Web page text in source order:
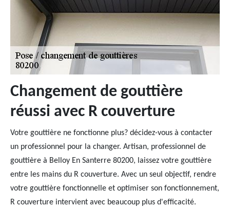
Changement de gouttière
réussi avec R couverture
Votre gouttière ne fonctionne plus? décidez-vous à contacter
un professionnel pour la changer. Artisan, professionnel de
gouttière à Belloy En Santerre 80200, laissez votre gouttière
entre les mains du R couverture. Avec un seul objectif, rendre
votre gouttière fonctionnelle et optimiser son fonctionnement,
R couverture intervient avec beaucoup plus d'efficacité.